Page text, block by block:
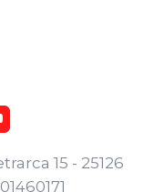
15 - 25126